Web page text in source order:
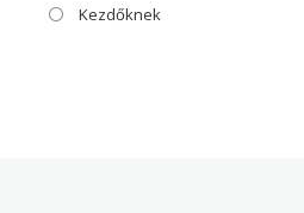
Kezdőknek